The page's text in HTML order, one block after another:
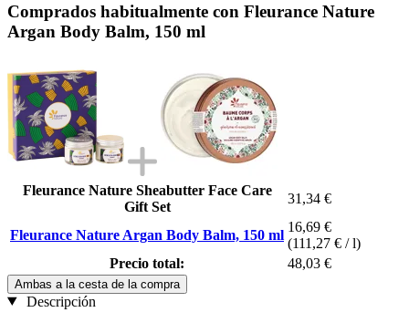
Comprados habitualmente con Fleurance Nature
Argan Body Balm, 150 ml
Fleurance Nature Sheabutter Face Care
Gift Set
31,34 €
Fleurance Nature Argan Body Balm, 150 ml
16,69 €
(111,27 € / l)
Precio total:
48,03 €
Ambas a la cesta de la compra
Descripción